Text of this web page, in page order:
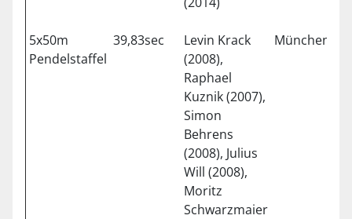
5x50m
Pendelstaffel
39,83sec
Levin Krack
(2008),
Raphael
Kuznik (2007),
Simon
Behrens
(2008), Julius
Will (2008),
Moritz
Schwarzmaier
München